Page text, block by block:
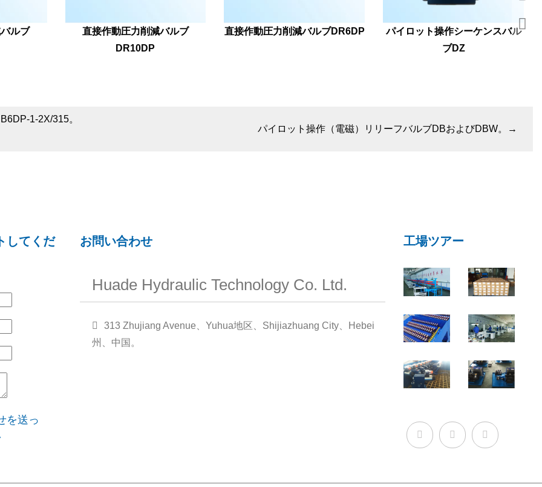
ルブ
直接作動圧力削減バルブ
DR10DP
直接作動圧力削減バルブDR6DP
パイロット操作シーケンスバル
ブDZ
1-2X/315。
パイロット操作（電磁）リリーフバルブDBおよびDBW。
→
してくだ
を送っ
お問い合わせ
Huade Hydraulic Technology Co. Ltd.
313 Zhujiang Avenue、Yuhua地区、Shijiazhuang City、Hebei
州、中国。
工場ツアー